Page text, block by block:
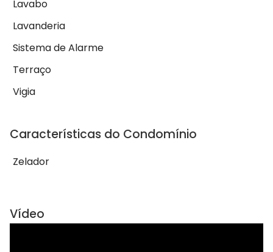
Lavabo
Lavanderia
Sistema de Alarme
Terraço
Vigia
Características do Condomínio
Zelador
Vídeo